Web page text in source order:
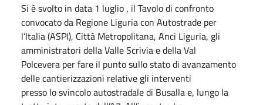
Si è svolto in data 1 luglio , il Tavolo di confronto
convocato da Regione Liguria con Autostrade per
l’Italia (ASPI), Città Metropolitana, Anci Liguria, gli
amministratori della Valle Scrivia e della Val
Polcevera per fare il punto sullo stato di avanzamento
delle cantierizzazioni relative gli interventi
presso lo svincolo autostradale di Busalla e, lungo la